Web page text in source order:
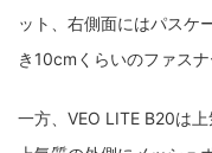
ット、右側面にはパスケ
き10cmくらいのファスナ
一方、VEO LITE B20は